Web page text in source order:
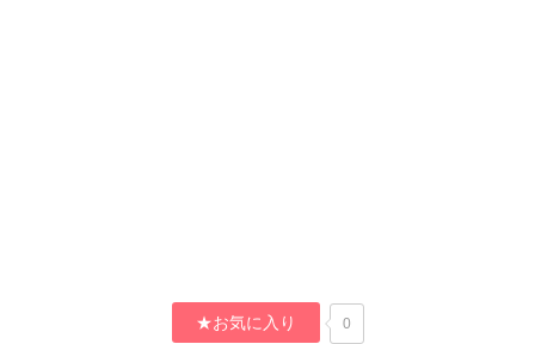
★お気に入り 0